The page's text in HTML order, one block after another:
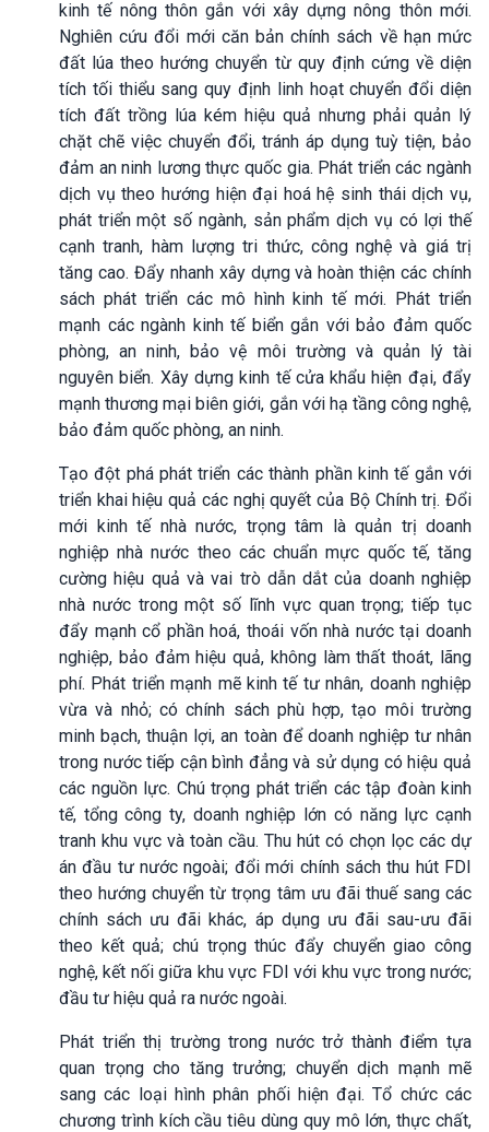
kinh tế nông thôn gắn với xây dựng nông thôn mới.
Nghiên cứu đổi mới căn bản chính sách về hạn mức
đất lúa theo hướng chuyển từ quy định cứng về diện
tích tối thiểu sang quy định linh hoạt chuyển đổi diện
tích đất trồng lúa kém hiệu quả nhưng phải quản lý
chặt chẽ việc chuyển đổi, tránh áp dụng tuỳ tiện, bảo
đảm an ninh lương thực quốc gia. Phát triển các ngành
dịch vụ theo hướng hiện đại hoá hệ sinh thái dịch vụ,
phát triển một số ngành, sản phẩm dịch vụ có lợi thế
cạnh tranh, hàm lượng tri thức, công nghệ và giá trị
tăng cao. Đẩy nhanh xây dựng và hoàn thiện các chính
sách phát triển các mô hình kinh tế mới. Phát triển
mạnh các ngành kinh tế biển gắn với bảo đảm quốc
phòng, an ninh, bảo vệ môi trường và quản lý tài
nguyên biển. Xây dựng kinh tế cửa khẩu hiện đại, đẩy
mạnh thương mại biên giới, gắn với hạ tầng công nghệ,
bảo đảm quốc phòng, an ninh.
Tạo đột phá phát triển các thành phần kinh tế gắn với
triển khai hiệu quả các nghị quyết của Bộ Chính trị. Đổi
mới kinh tế nhà nước, trọng tâm là quản trị doanh
nghiệp nhà nước theo các chuẩn mực quốc tế, tăng
cường hiệu quả và vai trò dẫn dắt của doanh nghiệp
nhà nước trong một số lĩnh vực quan trọng; tiếp tục
đẩy mạnh cổ phần hoá, thoái vốn nhà nước tại doanh
nghiệp, bảo đảm hiệu quả, không làm thất thoát, lãng
phí. Phát triển mạnh mẽ kinh tế tư nhân, doanh nghiệp
vừa và nhỏ; có chính sách phù hợp, tạo môi trường
minh bạch, thuận lợi, an toàn để doanh nghiệp tư nhân
trong nước tiếp cận bình đẳng và sử dụng có hiệu quả
các nguồn lực. Chú trọng phát triển các tập đoàn kinh
tế, tổng công ty, doanh nghiệp lớn có năng lực cạnh
tranh khu vực và toàn cầu. Thu hút có chọn lọc các dự
án đầu tư nước ngoài; đổi mới chính sách thu hút FDI
theo hướng chuyển từ trọng tâm ưu đãi thuế sang các
chính sách ưu đãi khác, áp dụng ưu đãi sau-ưu đãi
theo kết quả; chú trọng thúc đẩy chuyển giao công
nghệ, kết nối giữa khu vực FDI với khu vực trong nước;
đầu tư hiệu quả ra nước ngoài.
Phát triển thị trường trong nước trở thành điểm tựa
quan trọng cho tăng trưởng; chuyển dịch mạnh mẽ
sang các loại hình phân phối hiện đại. Tổ chức các
chương trình kích cầu tiêu dùng quy mô lớn, thực chất,